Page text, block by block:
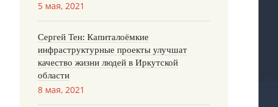
5 мая, 2021
Сергей Тен: Капиталоёмкие
инфраструктурные проекты улучшат
качество жизни людей в Иркутской
области
8 мая, 2021